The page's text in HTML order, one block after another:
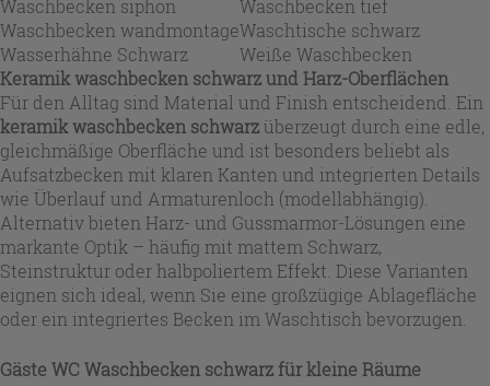
Waschbecken siphon
Waschbecken tief
Waschbecken wandmontageWaschtische schwarz
Wasserhähne Schwarz
Weiße Waschbecken
Keramik waschbecken schwarz und Harz-Oberflächen
Für den Alltag sind Material und Finish entscheidend. Ein
keramik waschbecken schwarzüberzeugt durch eine edle,
gleichmäßige Oberfläche und ist besonders beliebt als
Aufsatzbecken mit klaren Kanten und integrierten Details
wie Überlauf und Armaturenloch (modellabhängig).
Alternativ bieten Harz- und Gussmarmor-Lösungen eine
markante Optik – häufig mit mattem Schwarz,
Steinstruktur oder halbpoliertem Effekt. Diese Varianten
eignen sich ideal, wenn Sie eine großzügige Ablagefläche
oder ein integriertes Becken im Waschtisch bevorzugen.
Gäste WC Waschbecken schwarz für kleine Räume